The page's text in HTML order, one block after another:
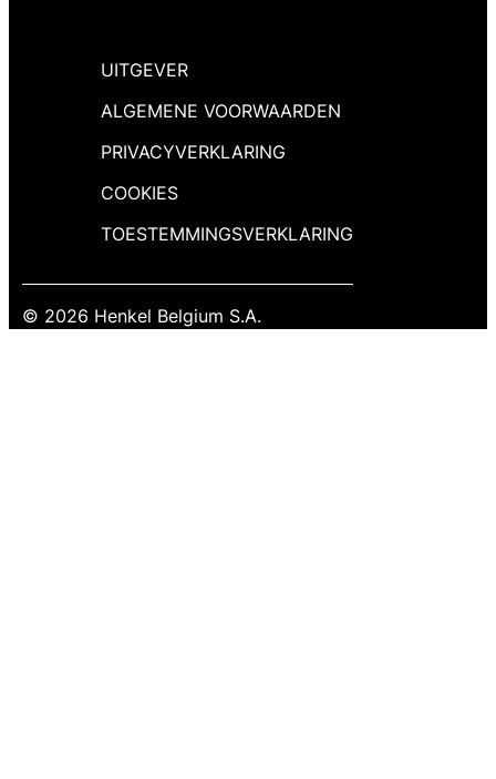
UITGEVER
ALGEMENE VOORWAARDEN
PRIVACYVERKLARING
COOKIES
TOESTEMMINGSVERKLARING
© 2026 Henkel Belgium S.A.